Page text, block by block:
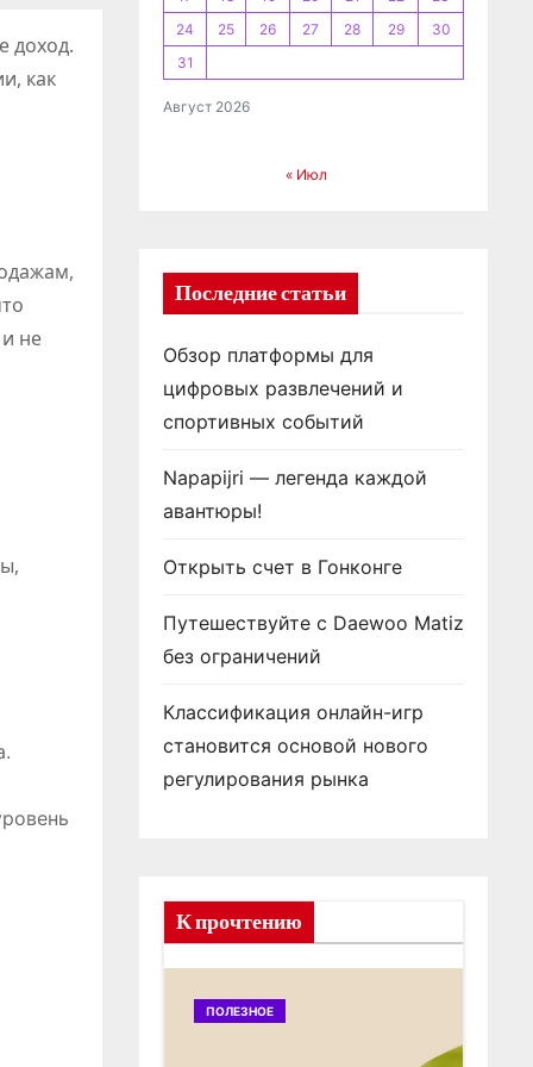
доход.
как
не
Август 2026
24
25 26 27 28 29
30
31
« Июл
Последние статьи
Обзор платформы для
цифровых развлечений и
спортивных событий
Napapijri — легенда каждой
авантюры!
Открыть счет в Гонконге
Путешествуйте с Daewoo Matiz
без ограничений
Классификация онлайн-игр
становится основой нового
регулирования рынка
К прочтению
ПОЛЕЗНОЕ